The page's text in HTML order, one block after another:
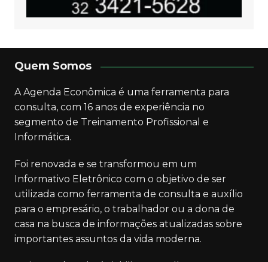
Quem Somos
A Agenda Econômica é uma ferramenta para
consulta, com 16 anos de experiência no
segmento de Treinamento Profissional e
Informática.
Foi renovada e se transformou em um
Informativo Eletrônico com o objetivo de ser
utilizada como ferramenta de consulta e auxílio
para o empresário, o trabalhador ou a dona de
casa na busca de informações atualizadas sobre
importantes assuntos da vida moderna.